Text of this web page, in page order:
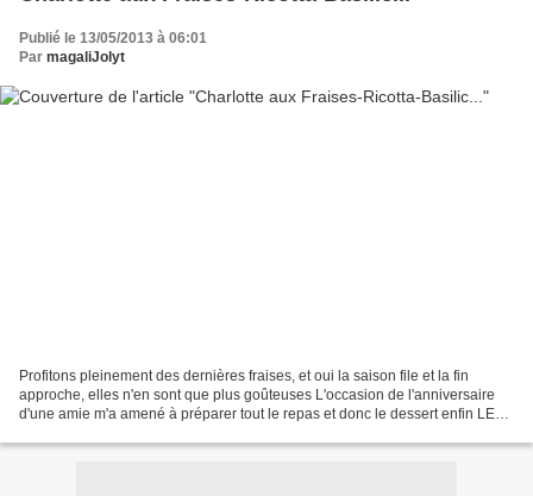
Publié le 13/05/2013 à 06:01
Par magaliJolyt
Profitons pleinement des dernières fraises, et oui la saison file et la fin
approche, elles n'en sont que plus goûteuses L'occasion de l'anniversaire
d'une amie m'a amené à préparer tout le repas et donc le dessert enfin LES